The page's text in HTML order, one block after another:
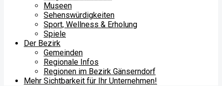
Museen
Sehenswürdigkeiten
Sport, Wellness & Erholung
Spiele
Der Bezirk
Gemeinden
Regionale Infos
Regionen im Bezirk Gänserndorf
Mehr Sichtbarkeit für Ihr Unternehmen!